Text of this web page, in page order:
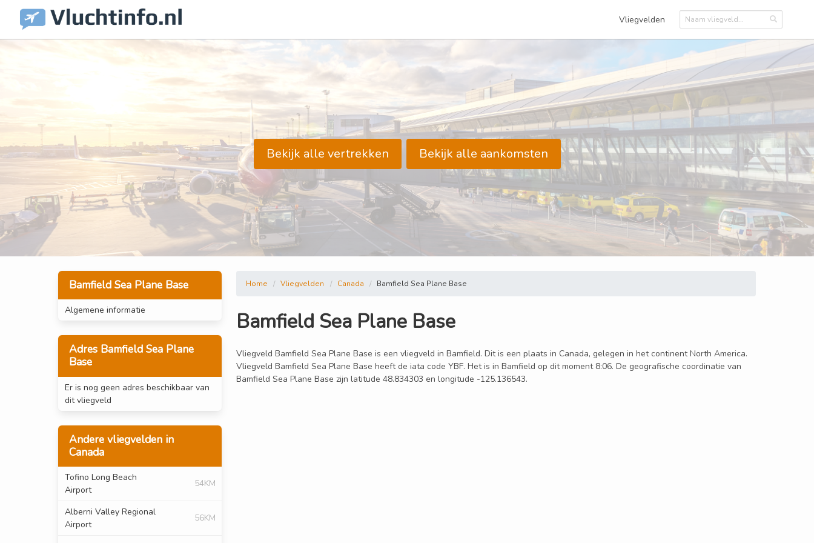
Vliegvelden
Bekijk alle vertrekken Bekijk alle aankomsten
Bamfield Sea Plane Base
Algemene informatie
Adres Bamfield Sea Plane
Base
Er is nog geen adres beschikbaar van
dit vliegveld
Andere vliegvelden in
Canada
Tofino Long Beach
Airport
54KM
Alberni Valley Regional
Airport
56KM
Home Vliegvelden Canada Bamfield Sea Plane Base
Bamfield Sea Plane Base
Vliegveld Bamfield Sea Plane Base is een vliegveld in Bamfield. Dit is een plaats in Canada, gelegen in het continent North America.
Vliegveld Bamfield Sea Plane Base heeft de iata code YBF. Het is in Bamfield op dit moment 8:06. De geografische coordinatie van
Bamfield Sea Plane Base zijn latitude 48.834303 en longitude -125.136543.